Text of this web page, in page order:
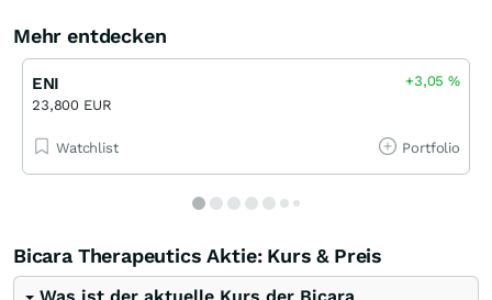
Mehr entdecken
ENI
23,800 EUR
+3,05%
Watchlist Portfolio
Bicara Therapeutics Aktie: Kurs & Preis